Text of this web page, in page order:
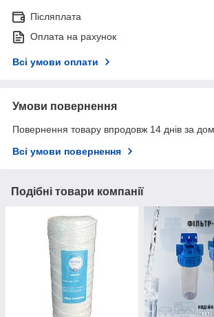
Післяплата
Оплата на рахунок
Всі умови оплати
Умови повернення
Повернення товару впродовж 14 днів за
Всі умови повернення
Подібні товари компанії